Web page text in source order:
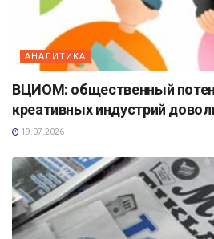
АНАЛИТИКА
ВЦИОМ: общественный
креативных индустрий
19.07.2026